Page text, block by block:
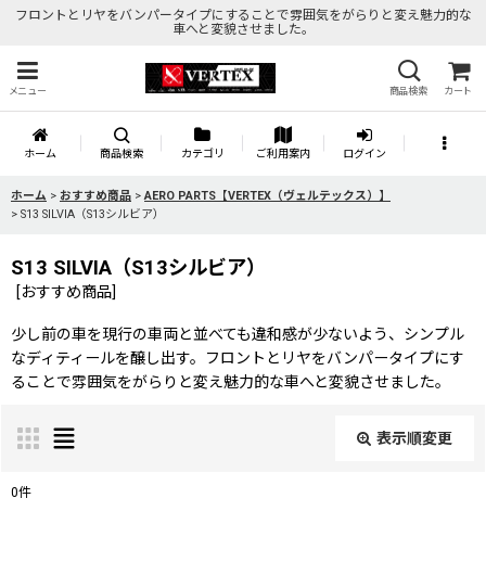
フロントとリヤをバンパータイプにすることで雰囲気をがらりと変え魅力的な
車へと変貌させました。
メニュー 商品検索 カート
ホーム 商品検索 カテゴリ ご利用案内 ログイン
ホーム > おすすめ商品 > AERO PARTS【VERTEX（ヴェルテックス）】
> S13 SILVIA（S13シルビア）
S13 SILVIA（S13シルビア）
[おすすめ商品]
少し前の車を現行の車両と並べても違和感が少ないよう、シンプル
なディティールを醸し出す。フロントとリヤをバンパータイプにす
ることで雰囲気をがらりと変え魅力的な車へと変貌させました。
表示順変更
0件